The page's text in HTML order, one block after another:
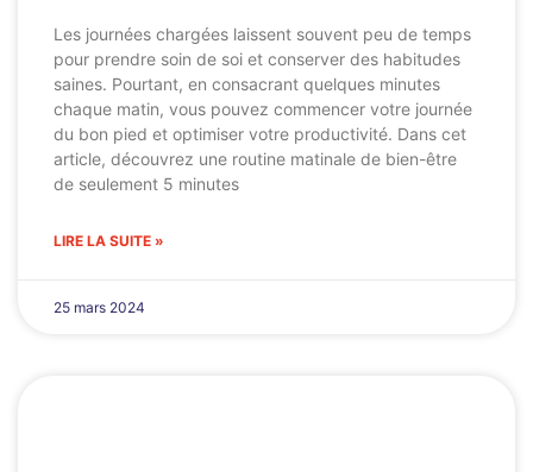
Les journées chargées laissent souvent peu de temps
pour prendre soin de soi et conserver des habitudes
saines. Pourtant, en consacrant quelques minutes
chaque matin, vous pouvez commencer votre journée
du bon pied et optimiser votre productivité. Dans cet
article, découvrez une routine matinale de bien-être
de seulement 5 minutes
LIRE LA SUITE »
25 mars 2024